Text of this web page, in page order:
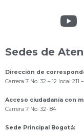
Sedes de
Dirección de
Carrera 7 No. 32 – 12 local 211
Acceso ciudadanía con
Carrera 7 No. 32- 84
Sede Principal Bogotá: